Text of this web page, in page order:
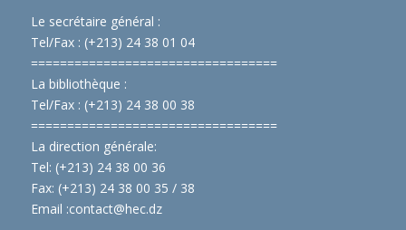
Le secrétaire général :
Tel/Fax : (+213) 24 38 01 04
==================================
La bibliothèque :
Tel/Fax : (+213) 24 38 00 38
==================================
La direction générale:
Tel: (+213) 24 38 00 36
Fax: (+213) 24 38 00 35 / 38
Email :contact@hec.dz